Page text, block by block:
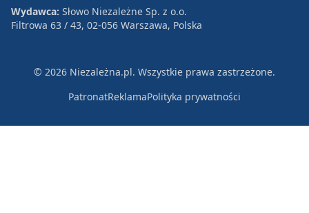
Wydawca: Słowo Niezależne Sp. z o.o.
Filtrowa 63 / 43, 02-056 Warszawa, Polska
© 2026 Niezależna.pl. Wszystkie prawa zastrzeżone.
PatronatReklamaPolityka prywatności